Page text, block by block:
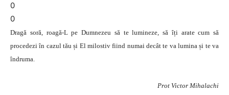
0
0
Dragă soră, roagă-L pe Dumnezeu să te lumineze, să îți arate cum să
procedezi în cazul tău și El milostiv fiind numai decât te va lumina și te va
îndruma.
Prot Victor Mihalachi